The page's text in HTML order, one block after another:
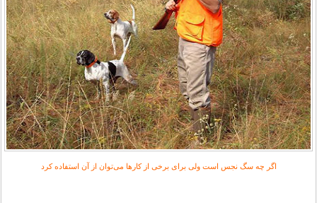
اگر چه سگ نجس است ولی برای برخی از کارها می‌توان از آن استفاده کرد